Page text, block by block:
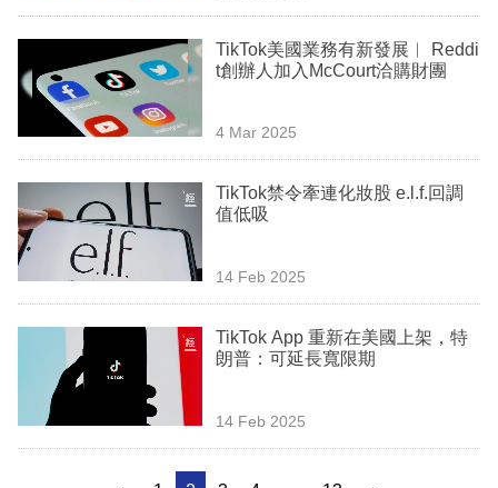
TikTok美國業務有新發展︳ Reddi
t創辦人加入McCourt洽購財團
4 Mar 2025
TikTok禁令牽連化妝股 e.l.f.回調
值低吸
14 Feb 2025
TikTok App 重新在美國上架，特
朗普：可延長寬限期
14 Feb 2025